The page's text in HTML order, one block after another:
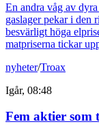
En andra våg av
gaslager pekar i den
besvärligt höga
matpriserna tickar
nyheter/Troax
Igår, 08:48
Fem aktier som